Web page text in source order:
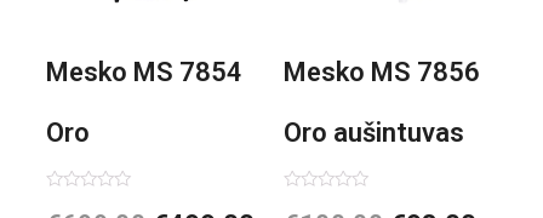
Mesko MS 7854
Oro
kondicionierius
Mesko MS 7856
Oro aušintuvas
be ašmenų 3in1